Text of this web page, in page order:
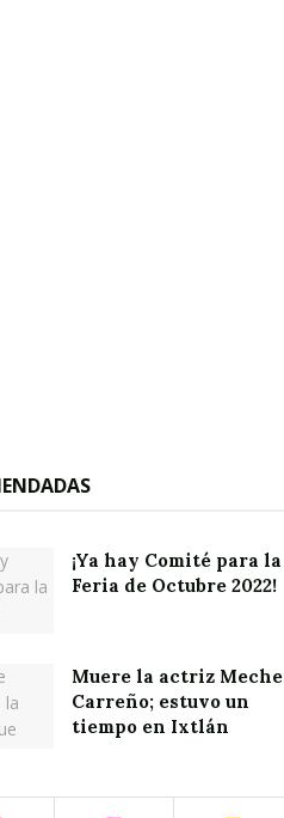
¡Ya hay Comité para la
Feria de Octubre 2022!
Muere la actriz Meche
Carreño; estuvo un
tiempo en Ixtlán